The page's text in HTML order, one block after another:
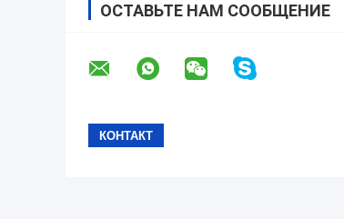
ОСТАВЬТЕ НАМ СООБЩЕНИЕ